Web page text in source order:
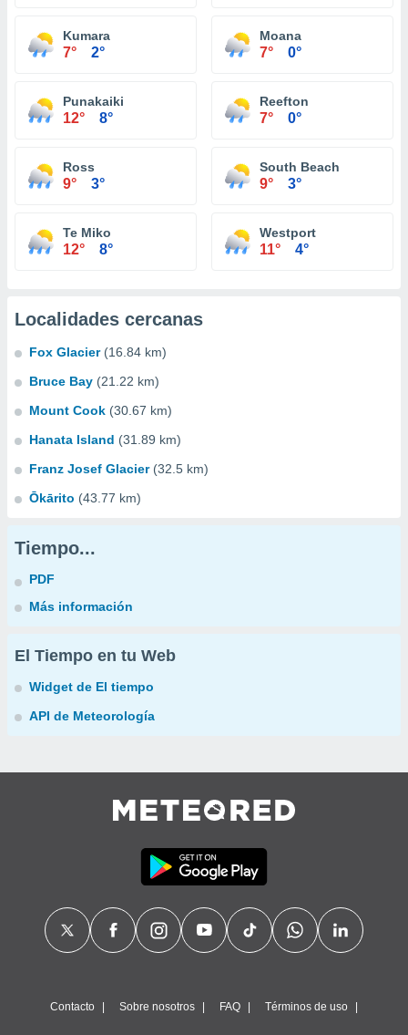
Kumara
7° 2°
Moana
7° 0°
Punakaiki
12° 8°
Reefton
7° 0°
Ross
9° 3°
South Beach
9° 3°
Te Miko
12° 8°
Westport
11° 4°
Localidades cercanas
Fox Glacier (16.84 km)
Bruce Bay (21.22 km)
Mount Cook (30.67 km)
Hanata Island (31.89 km)
Franz Josef Glacier (32.5 km)
Ōkārito (43.77 km)
Tiempo...
PDF
Más información
El Tiempo en tu Web
Widget de El tiempo
API de Meteorología
Contacto Sobre nosotros FAQ Términos de uso